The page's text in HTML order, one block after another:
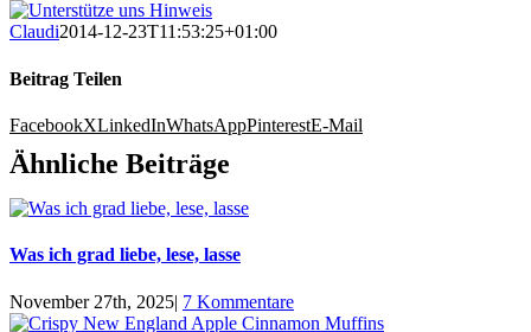
Claudi2014-12-23T11:53:25+01:00
Beitrag Teilen
FacebookXLinkedInWhatsAppPinterestE-Mail
Ähnliche Beiträge
Was ich grad liebe, lese, lasse
November 27th, 2025| 7 Kommentare